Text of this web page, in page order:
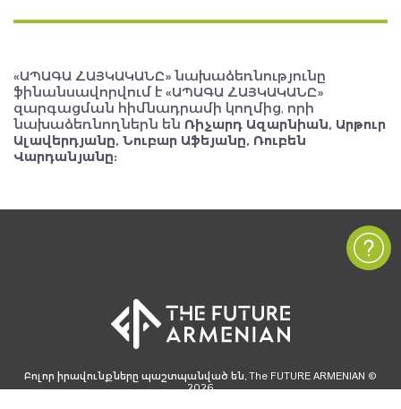
«ԱՊԱԳԱ ՀԱՅԿԱԿԱՆԸ» նախաձեռնությունը
ֆինանսավորվում է «ԱՊԱԳԱ ՀԱՅԿԱԿԱՆԸ»
զարգացման հիմնադրամի կողմից, որի
նախաձեռնողներն են Ռիչարդ Ազարնիան, Արթուր
Ալավերդյանը, Նուբար Աֆեյանը, Ռուբեն
Վարդանյանը:
Բոլոր իրավունքները պաշտպանված են, The FUTURE ARMENIAN ©
2026